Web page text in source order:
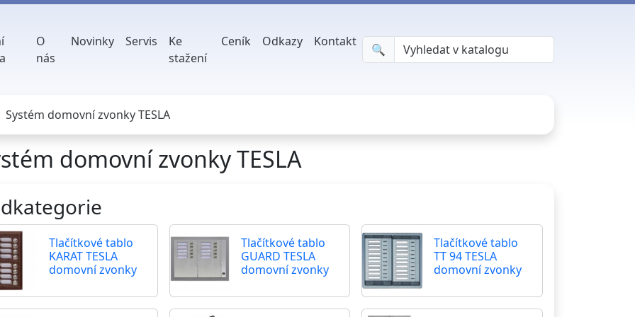
O
nás
Novinky Servis
Ke
stažení
Ceník Odkazy Kontakt
🔍︎
Systém domovní zvonky TESLA
domovní zvonky TESLA
Tlačítkové tablo
KARAT TESLA
domovní zvonky
Tlačítkové tablo
GUARD TESLA
domovní zvonky
Tlačítkové tablo
TT 94 TESLA
domovní zvonky